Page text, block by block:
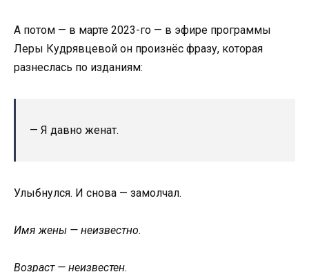
А потом — в марте 2023-го — в эфире программы
Леры Кудрявцевой он произнёс фразу, которая
разнеслась по изданиям:
— Я давно женат.
Улыбнулся. И снова — замолчал.
Имя жены — неизвестно.
Возраст — неизвестен.